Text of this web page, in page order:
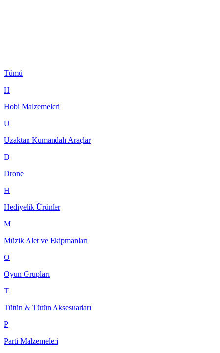
Tümü
H
Hobi Malzemeleri
U
Uzaktan Kumandalı Araçlar
D
Drone
H
Hediyelik Ürünler
M
Müzik Alet ve Ekipmanları
O
Oyun Grupları
T
Tütün & Tütün Aksesuarları
P
Parti Malzemeleri